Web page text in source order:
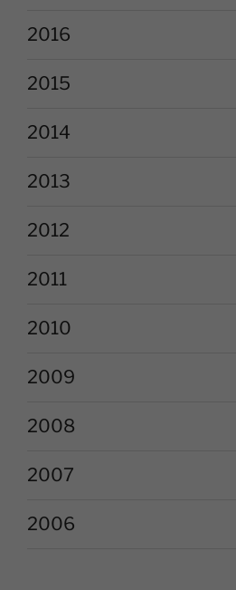
2016
2015
2014
2013
2012
2011
2010
2009
2008
2007
2006